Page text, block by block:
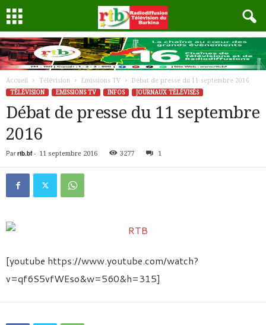
Accueil Télévision Emissions TV
Débat de presse du 11 septembre 2016
TÉLÉVISION
EMISSIONS TV INFOS JOURNAUX TÉLÉVISÉS
Débat de presse du 11 septembre
2016
Par rtb.bf- 11 septembre 2016 3277 1
[youtube https://www.youtube.com/watch?
v=qf6S5vfWEso&w=560&h=315]